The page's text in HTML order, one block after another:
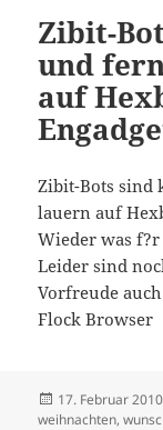
Zibit-
und
auf
Zibit-Bots sind
lauern auf
Wieder was
Leider sind
Vorfreude
Flock Browser
Veröffentlicht
am
17. Februar 2010
weihnachten,